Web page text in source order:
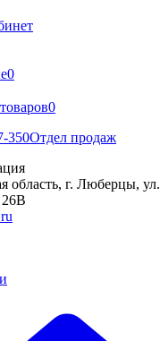
0
0
350Отдел продаж
область, г. Люберцы, ул.